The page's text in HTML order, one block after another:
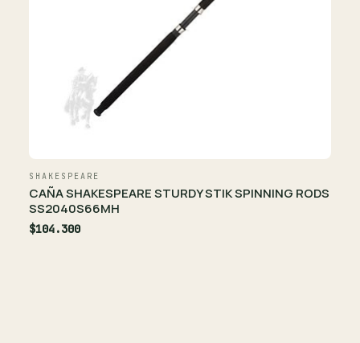
SHAKESPEARE
CAÑA SHAKESPEARE STURDY STIK SPINNING RODS
SS2040S66MH
$104.300